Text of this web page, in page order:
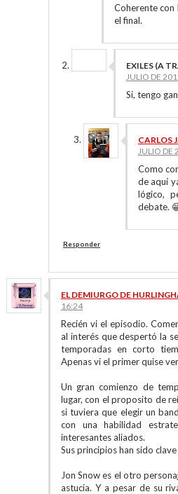
Coherente con
el final.
EXILES (A
JULIO DE
Si, tengo
CARLOS
JULIO DE
Como
de aquí
lógico,
debate.
Responder
EL DEMIURGO DE
16:24
Recién vi el episodio.
al interés que despertó la
temporadas en corto
Apenas vi el primer quise
Un gran comienzo de
lugar, con el proposito de
si tuviera que elegir un
con una habilidad
interesantes aliados.
Sus principios han sido
Jon Snow es el otro
astucia. Y a pesar de su